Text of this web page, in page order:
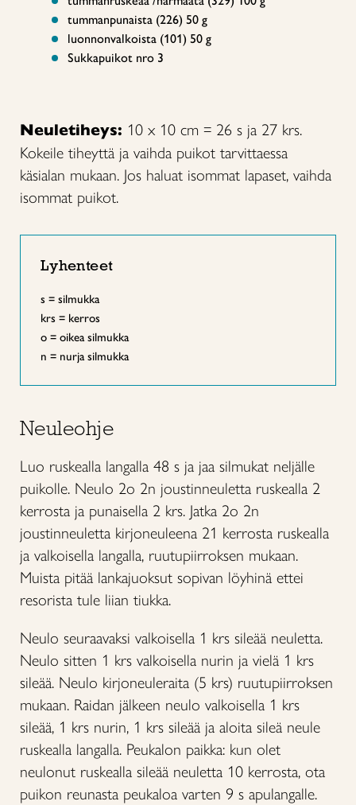
tummanpunaista (226) 50 g
luonnonvalkoista (101) 50 g
Sukkapuikot nro 3
Neuletiheys: 10 x 10 cm = 26 s ja 27 krs.
Kokeile tiheyttä ja vaihda puikot tarvittaessa
käsialan mukaan. Jos haluat isommat lapaset, vaihda
isommat puikot.
Lyhenteet
s = silmukka
krs = kerros
o = oikea silmukka
n = nurja silmukka
Neuleohje
Luo ruskealla langalla 48 s ja jaa silmukat neljälle
puikolle. Neulo 2o 2n joustinneuletta ruskealla 2
kerrosta ja punaisella 2 krs. Jatka 2o 2n
joustinneuletta kirjoneuleena 21 kerrosta ruskealla
ja valkoisella langalla, ruutupiirroksen mukaan.
Muista pitää lankajuoksut sopivan löyhinä ettei
resorista tule liian tiukka.
Neulo seuraavaksi valkoisella 1 krs sileää neuletta.
Neulo sitten 1 krs valkoisella nurin ja vielä 1 krs
sileää. Neulo kirjoneuleraita (5 krs) ruutupiirroksen
mukaan. Raidan jälkeen neulo valkoisella 1 krs
sileää, 1 krs nurin, 1 krs sileää ja aloita sileä neule
ruskealla langalla. Peukalon paikka: kun olet
neulonut ruskealla sileää neuletta 10 kerrosta, ota
puikon reunasta peukaloa varten 9 s apulangalle.